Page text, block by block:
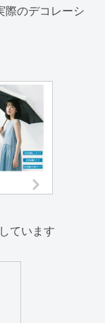
際のデコレーシ
ています